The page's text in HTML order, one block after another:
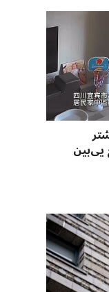
4.9 ریشتر
یی‌بین